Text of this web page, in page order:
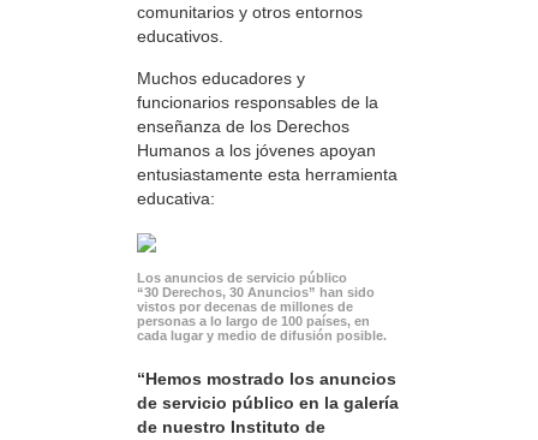
comunitarios y otros entornos
educativos.
Muchos educadores y
funcionarios responsables de la
enseñanza de los Derechos
Humanos a los jóvenes apoyan
entusiastamente esta herramienta
educativa:
Los anuncios de servicio público
“30 Derechos, 30 Anuncios” han sido
vistos por decenas de millones de
personas a lo largo de 100 países, en
cada lugar y medio de difusión posible.
“Hemos mostrado los anuncios
de servicio público en la galería
de nuestro Instituto de